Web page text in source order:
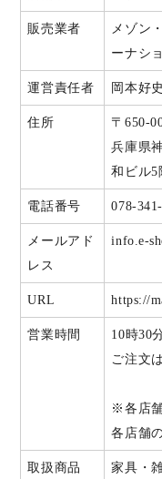
販売業者
メゾン
ーナシ
運営責任者 岡本好史
住所
〒650-
兵庫県
和ビル5
電話番号 078-
メールアド
レス
info.e-
URL https://
営業時間
10時30
ご注文
※各店
各店舗
取扱商品 家具・